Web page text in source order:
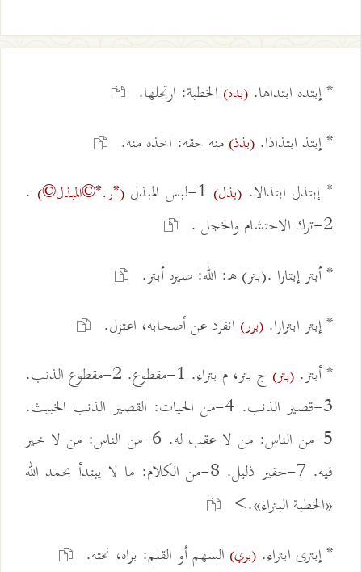
* إبتده ابتداها. (بده) الخطبة: ارتجلها.
* إبتذ ابتذاذا. (بذذ)منه حقه: اخذه منه.
* إبتذل ابتذالا.(بذل) (*ر.*©المبذل©) .
2-ترك الاحتشام والخجل .
* أبتر إبتارا .(بتر) ه: الله: صيره أبتر.
* إبتر ابترارا. (برر) انفرد عن أصحابه، اعتزل.
* أبتر. (بتر)
ج بتر، م بتراء. 1-مقطوع. 2-مقطوع الذنب.
3-قصير الذنب. 4-من الحيات: القصير الذنب الخبيث.
5-من الناس: من لا عقب له. 6-من الناس: من لا خير
فيه. 7-حقير ذليل. 8-من الكلام: ما لا يبتدأ بحمد الله
«الخطبة البتراء».>
* إبترى ابتراء. (بري) السهم أو القلم: براه، نحته.